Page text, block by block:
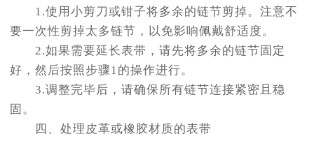
1.使用小剪刀或钳子将多余的链节剪掉。注意不
要一次性剪掉太多链节，以免影响佩戴舒适度。
2.如果需要延长表带，请先将多余的链节固定
好，然后按照步骤1的操作进行。
3.调整完毕后，请确保所有链节连接紧密且稳
固。
四、处理皮革或橡胶材质的表带